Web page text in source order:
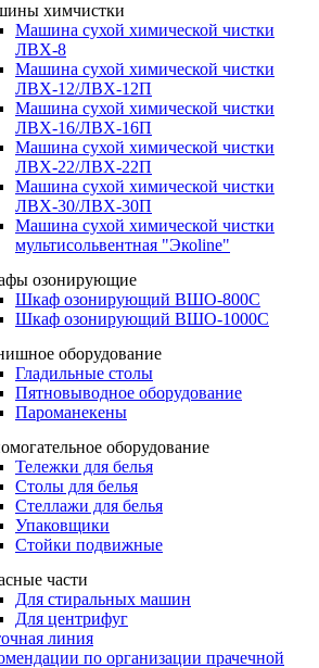
химчистки
Машина сухой химической чистки
ЛВХ-8
Машина сухой химической чистки
ЛВХ-12/ЛВХ-12П
Машина сухой химической чистки
ЛВХ-16/ЛВХ-16П
Машина сухой химической чистки
ЛВХ-22/ЛВХ-22П
Машина сухой химической чистки
ЛВХ-30/ЛВХ-30П
Машина сухой химической чистки
мультисольвентная "Экоline"
озонирующие
Шкаф озонирующий ВШО-800С
Шкаф озонирующий ВШО-1000С
оборудование
Гладильные столы
Пятновыводное оборудование
Пароманекены
оборудование
Тележки для белья
Столы для белья
Стеллажи для белья
Упаковщики
Стойки подвижные
части
Для стиральных машин
Для центрифуг
линия
по организации прачечной